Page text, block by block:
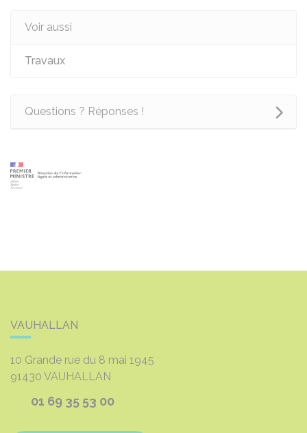
Voir aussi
Travaux
Questions ? Réponses !
VAUHALLAN
10 Grande rue du 8 mai 1945
91430 VAUHALLAN
01 69 35 53 00